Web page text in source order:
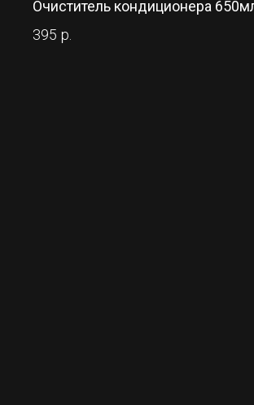
Очиститель кондиционера
395 р.